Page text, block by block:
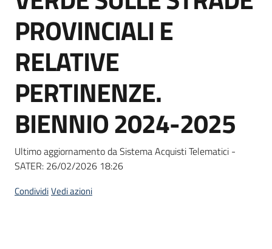
Piattaforme
telematiche
site
PROVINCIALI E
RELATIVE
PERTINENZE.
BIENNIO 2024-2025
Ultimo aggiornamento da Sistema Acquisti Telematici -
SATER: 26/02/2026 18:26
CondividiVedi azioni